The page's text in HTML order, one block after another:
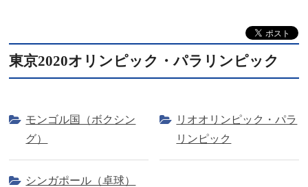
東京2020オリンピック・パラリンピック
モンゴル国（ボクシン
グ）
リオオリンピック・パラ
リンピック
シンガポール（卓球）